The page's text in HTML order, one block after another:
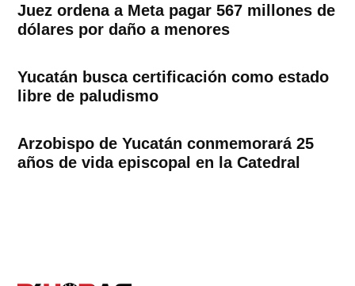
Juez ordena a Meta pagar 567 millones de
dólares por daño a menores
Yucatán busca certificación como estado
libre de paludismo
Arzobispo de Yucatán conmemorará 25
años de vida episcopal en la Catedral